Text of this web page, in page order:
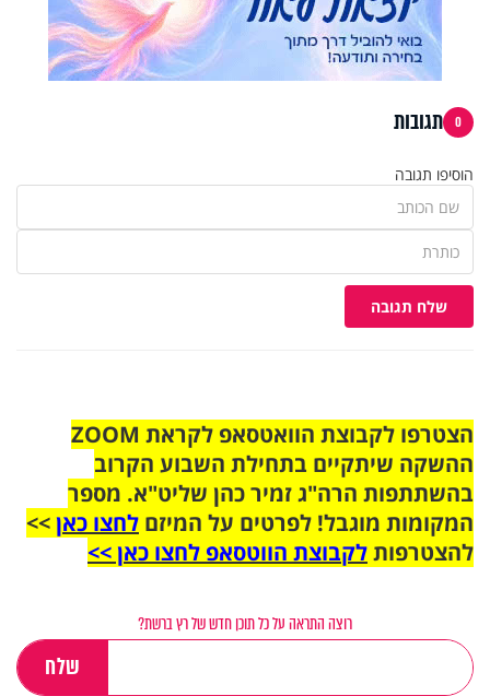
0 תגובות
הוסיפו תגובה
שלח תגובה
הצטרפו לקבוצת הוואטסאפ לקראת ZOOM
ההשקה שיתקיים בתחילת השבוע הקרוב
בהשתתפות הרה"ג זמיר כהן שליט"א. מספר
המקומות מוגבל! לפרטים על המיזם לחצו כאן>>
להצטרפותלקבוצת הווטסאפ לחצו כאן >>
רוצה התראה על כל תוכן חדש של רץ ברשת?